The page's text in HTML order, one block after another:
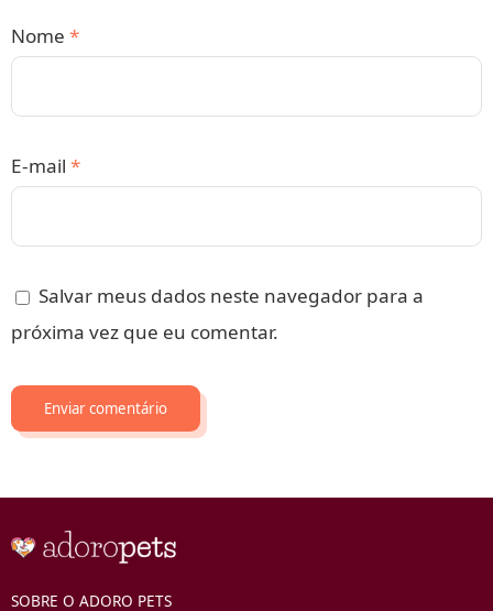
Nome *
E-mail *
Salvar meus dados neste navegador para a
próxima vez que eu comentar.
SOBRE O ADORO PETS